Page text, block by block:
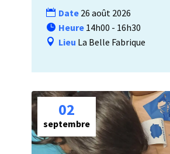
Date 26 août 2026
Heure 14h00 - 16h30
Lieu La Belle Fabrique
02
septembre